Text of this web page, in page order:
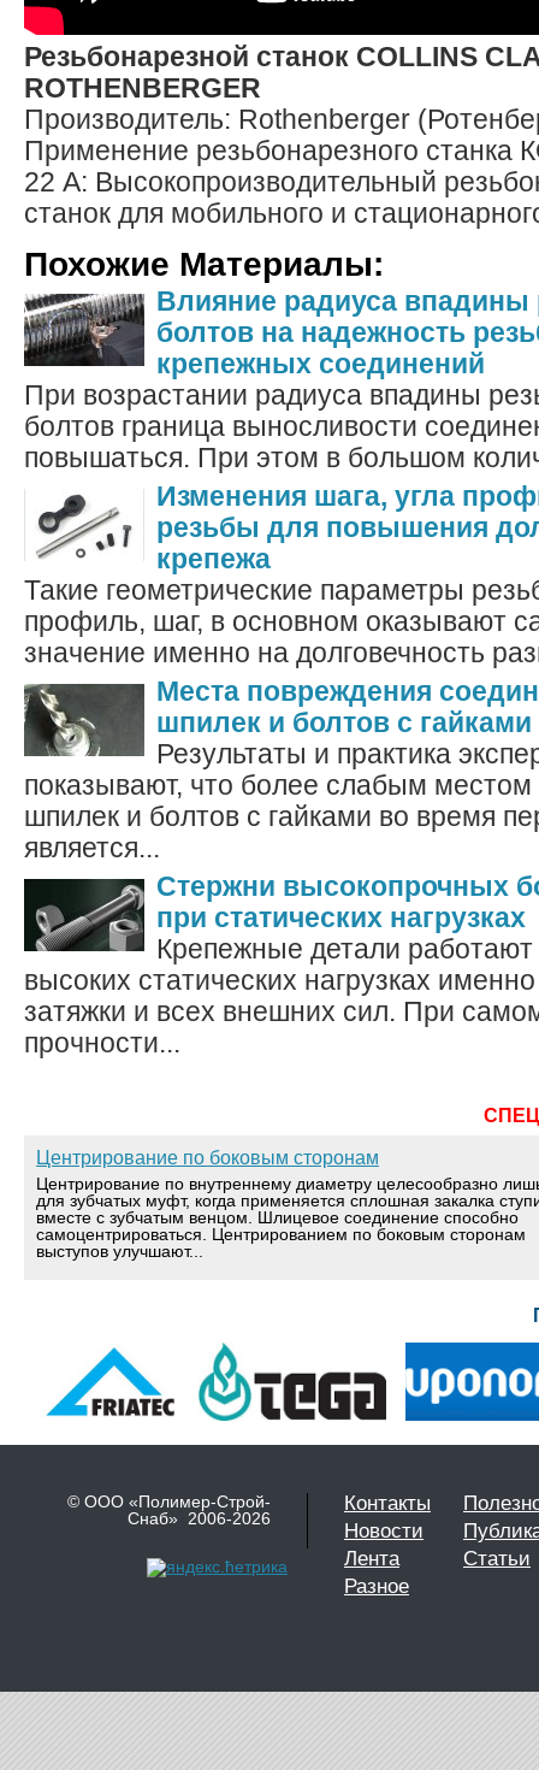
Резьбонарезной станок COLLINS
ROTHENBERGER
Производитель: Rothenberger
Применение резьбонарезного
22 А: Высокопроизводительный
станок для мобильного и
Похожие Материалы:
Влияние радиуса
болтов на надежность
крепежных соединений
При возрастании радиуса впадины
болтов граница выносливости
повышаться. При этом в большом
Изменения шага, угла
резьбы для повышения
крепежа
Такие геометрические параметры
профиль, шаг, в основном оказывают
значение именно на долговечность
Места повреждения
шпилек и болтов с гайками
Результаты и практика
показывают, что более слабым
шпилек и болтов с гайками во время
является...
Стержни высокопрочных
при статических нагрузках
Крепежные детали
высоких статических нагрузках
затяжки и всех внешних сил. При
прочности...
Центрирование по боковым сторонам
Центрирование по внутреннему диаметру целесообразно
для зубчатых муфт, когда применяется сплошная закалка
вместе с зубчатым венцом. Шлицевое соединение способно
самоцентрироваться. Центрированием по боковым сторонам
выступов улучшают...
© ООО «Полимер-Строй-
Снаб» 2006-2026
Контакты
Новости
Лента
Статьи
Разное